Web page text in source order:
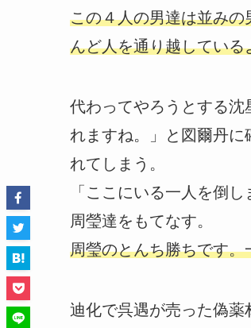
この４人の男達は並み
んど人を通り越している
代わってやろうとする沈
れますね。」と図爾丹
れてしまう。
「ここにいる一人を倒
周瑩達をもてなす。
周瑩のとんち勝ちです
迪化で呉遇が売った偽薬